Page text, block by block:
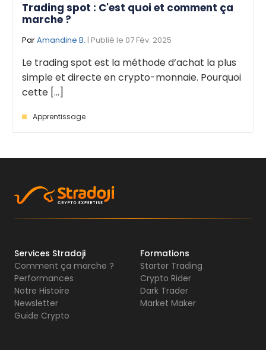
Trading spot : C'est quoi et comment ça
marche ?
ParAmandine B. | Publié le 07 Fév. 2025
Le trading spot est la méthode d’achat la plus
simple et directe en crypto-monnaie. Pourquoi
cette [...]
Apprentissage
Services Stradoji
Comment ça marche ?
Performances
Notre Histoire
Newsletter
Guide Crypto
Formations
Starter Trading
Crypto Rider
Dark Trader
Market Maker